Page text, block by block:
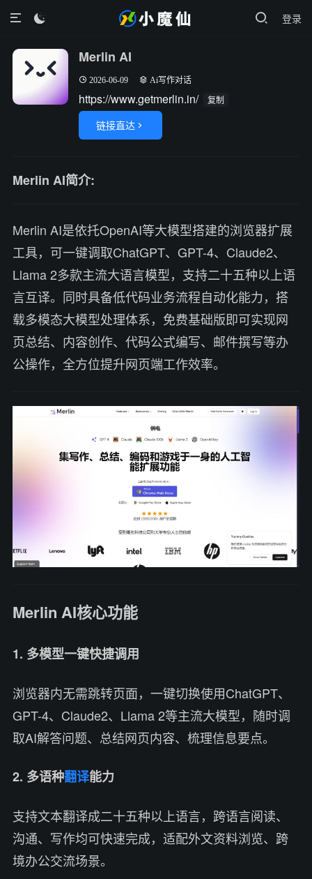
登录

Merlin AI
2026-06-09 Ai写作对话
https://www.getmerlin.in/ 复制
链接直达 
Merlin AI简介:
Merlin AI是依托OpenAI等大模型搭建的浏览器扩展
工具，可一键调取ChatGPT、GPT-4、Claude2、
Llama 2多款主流大语言模型，支持二十五种以上语
言互译。同时具备低代码业务流程自动化能力，搭
载多模态大模型处理体系，免费基础版即可实现网
页总结、内容创作、代码公式编写、邮件撰写等办
公操作，全方位提升网页端工作效率。
Merlin AI核心功能
1. 多模型一键快捷调用
浏览器内无需跳转页面，一键切换使用ChatGPT、
GPT-4、Claude2、Llama 2等主流大模型，随时调
取AI解答问题、总结网页内容、梳理信息要点。
2. 多语种翻译能力
支持文本翻译成二十五种以上语言，跨语言阅读、
沟通、写作均可快速完成，适配外文资料浏览、跨
境办公交流场景。